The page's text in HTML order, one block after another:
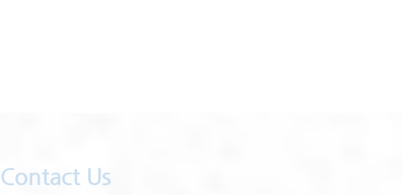
Contact Us